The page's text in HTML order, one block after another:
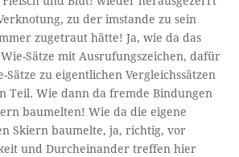
zu der imstande zu sein
zugetraut hätte! Ja, wie da das
Sätze mit Ausrufungszeichen, dafür
Sätze zu eigentlichen Vergleichssätzen
Teil. Wie dann da fremde Bindungen
baumelten! Wie da die eigene
Skiern baumelte, ja, richtig, vor
und Durcheinander treffen hier